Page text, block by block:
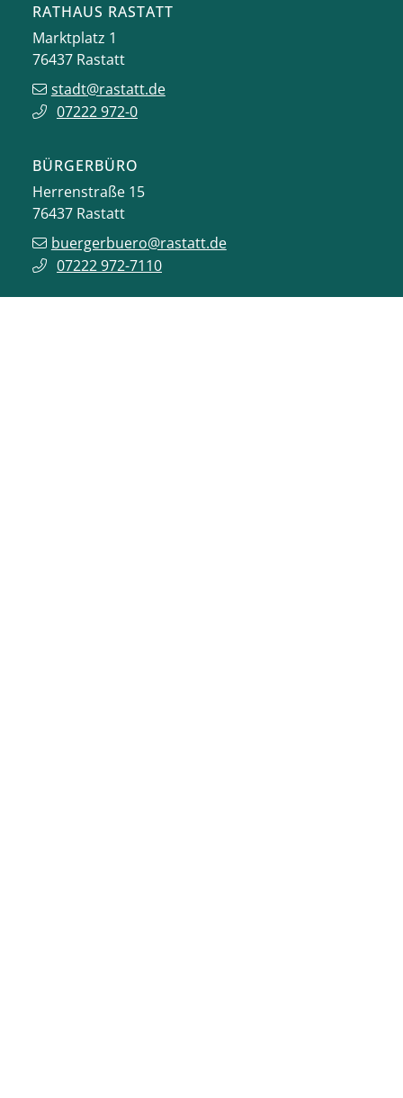
RATHAUS RASTATT
Marktplatz 1
76437 Rastatt
stadt@rastatt.de
07222 972-0
BÜRGERBÜRO
Herrenstraße 15
76437 Rastatt
buergerbuero@rastatt.de
07222 972-7110